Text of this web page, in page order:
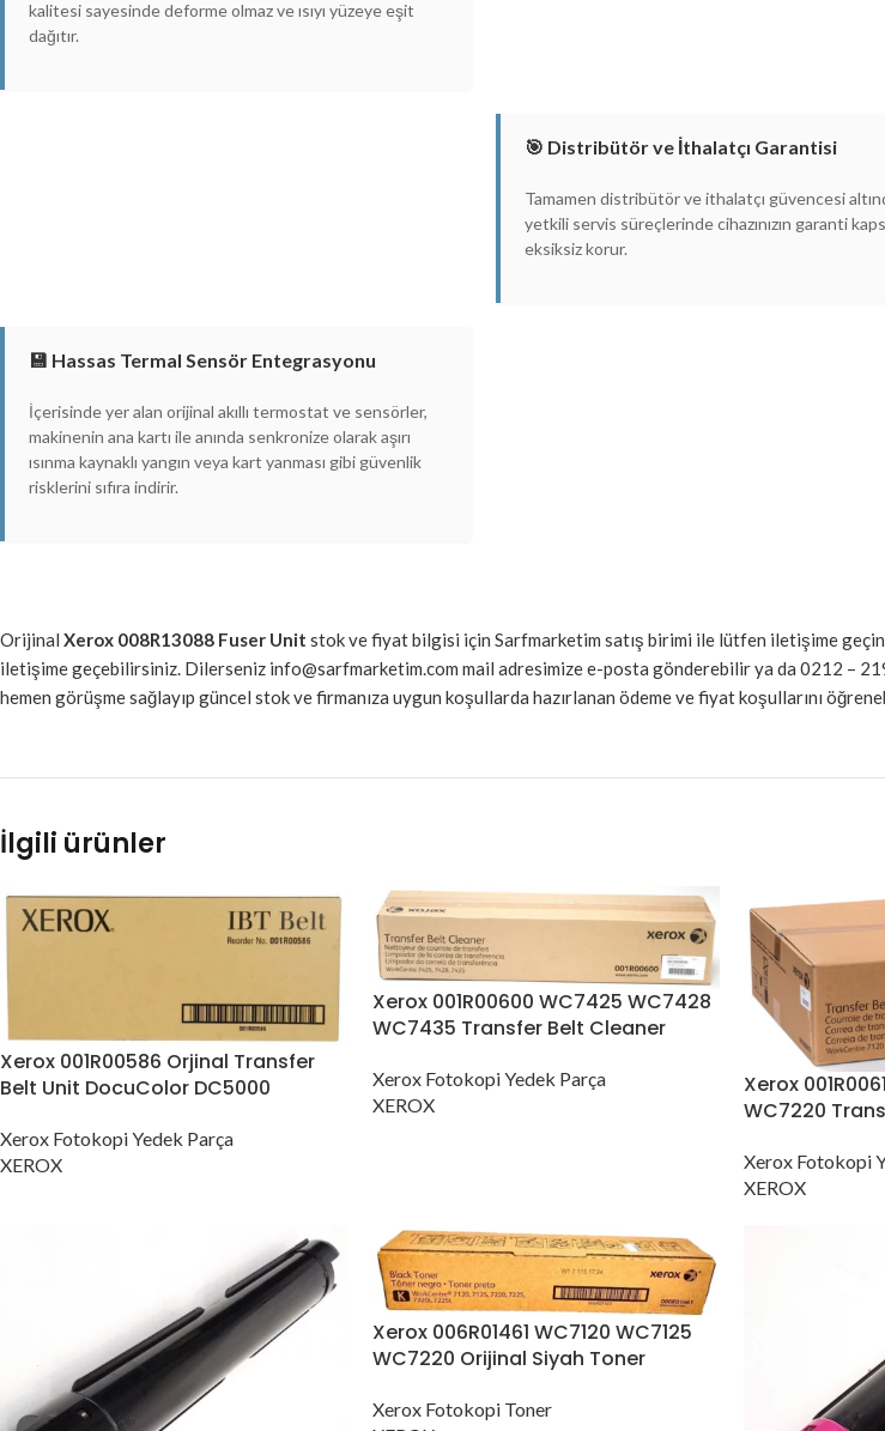
kalitesi sayesinde deforme olmaz ve ısıyı yüzeye eşit
dağıtır.
🎯 Distribütör ve İthalatçı Garantisi
Tamamen distribütör ve ithalatçı güvencesi
yetkili servis süreçlerinde cihazınızın garanti
eksiksiz korur.
💾 Hassas Termal Sensör Entegrasyonu
İçerisinde yer alan orijinal akıllı termostat ve sensörler,
makinenin ana kartı ile anında senkronize olarak aşırı
ısınma kaynaklı yangın veya kart yanması gibi güvenlik
risklerini sıfıra indirir.
Orijinal Xerox 008R13088 Fuser Unit stok ve fiyat bilgisi için Sarfmarketim satış birimi ile lütfen iletişime
iletişime geçebilirsiniz. Dilerseniz info@sarfmarketim.com mail adresimize e-posta gönderebilir ya da 0212 –
hemen görüşme sağlayıp güncel stok ve firmanıza uygun koşullarda hazırlanan ödeme ve fiyat koşullarını
İlgili ürünler
Xerox 001R00586 Orjinal Transfer
Belt Unit DocuColor DC5000
Xerox Fotokopi Yedek Parça
XEROX
Xerox 001R00600 WC7425 WC7428
WC7435 Transfer Belt Cleaner
Xerox Fotokopi Yedek Parça
XEROX
Xerox
WC7220
Xerox Fotokopi
XEROX
Xerox 006R01461 WC7120 WC7125
WC7220 Orijinal Siyah Toner
Xerox Fotokopi Toner